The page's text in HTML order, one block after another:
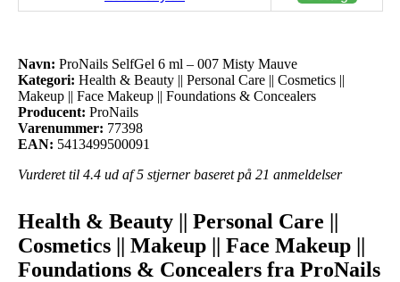
Navn: ProNails SelfGel 6 ml – 007 Misty Mauve
Kategori: Health & Beauty || Personal Care || Cosmetics ||
Makeup || Face Makeup || Foundations & Concealers
Producent: ProNails
Varenummer: 77398
EAN: 5413499500091
Vurderet til 4.4 ud af 5 stjerner baseret på 21 anmeldelser
Health & Beauty || Personal Care ||
Cosmetics || Makeup || Face Makeup ||
Foundations & Concealers fra ProNails